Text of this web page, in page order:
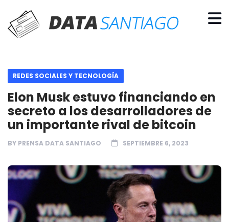
REDES SOCIALES Y TECNOLOGÍA
Elon Musk estuvo financiando en
secreto a los desarrolladores de
un importante rival de bitcoin
BY PRENSA DATA SANTIAGO SEPTIEMBRE 6, 2023